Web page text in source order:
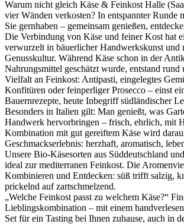
Warum nicht gleich Käse & Feinkost Halle
vier Wänden verkosten? In entspannter Runde
Sie gernhaben – gemeinsam genießen,
Die Verbindung von Käse und feiner Kost hat
verwurzelt in bäuerlicher Handwerkskunst und
Genusskultur. Während Käse schon in der
Nahrungsmittel geschätzt wurde, entstand rund
Vielfalt an Feinkost: Antipasti, eingelegtes
Konfitüren oder feinperliger Prosecco – einst
Bauernrezepte, heute Inbegriff südländischer
Besonders in Italien gilt: Man genießt, was
Handwerk hervorbringen – frisch, ehrlich, mit
Kombination mit gut gereiftem Käse wird
Geschmackserlebnis: herzhaft, aromatisch,
Unsere Bio-Käsesorten aus Süddeutschland
ideal zur mediterranen Feinkost. Die
Kombinieren und Entdecken: süß trifft salzig,
prickelnd auf zartschmelzend.
„Welche Feinkost passt zu welchem Käse?“
Lieblingskombination – mit einem
Set für ein Tasting bei Ihnen zuhause, auch in